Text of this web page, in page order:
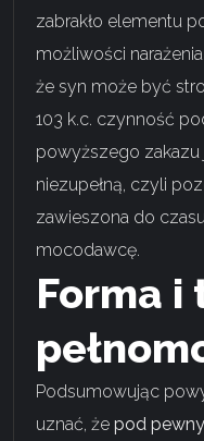
zabrakło elementu
możliwości
że syn może być
103 k.c. czynność
powyższego
niezupełną, czyli
zawieszona do
mocodawcę.
Forma i
Podsumowując
uznać, że pod